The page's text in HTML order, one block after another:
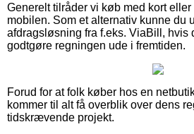
Generelt tilråder vi køb med kort eller
mobilen. Som et alternativ kunne du
afdragsløsning fra f.eks. ViaBill, hvis
godtgøre regningen ude i fremtiden.
Forud for at folk køber hos en
kommer til alt få overblik over dens
tidskrævende projekt.